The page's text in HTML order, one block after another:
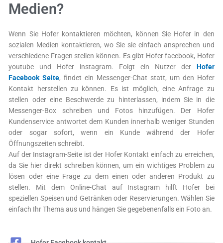
Medien?
Wenn Sie Hofer kontaktieren möchten, können Sie Hofer in den
sozialen Medien kontaktieren, wo Sie sie einfach ansprechen und
verschiedene Fragen stellen können. Es gibt Hofer facebook, Hofer
youtube und Hofer instagram. Folgt ein Nutzer der Hofer
Facebook Seite, findet ein Messenger-Chat statt, um den Hofer
Kontakt herstellen zu können. Es ist möglich, eine Anfrage zu
stellen oder eine Beschwerde zu hinterlassen, indem Sie in die
Messenger-Box schreiben und Fotos hinzufügen. Der Hofer
Kundenservice antwortet dem Kunden innerhalb weniger Stunden
oder sogar sofort, wenn ein Kunde während der Hofer
Öffnungszeiten schreibt.
Auf der Instagram-Seite ist der Hofer Kontakt einfach zu erreichen,
da Sie hier direkt schreiben können, um ein wichtiges Problem zu
lösen oder eine Frage zu dem einen oder anderen Produkt zu
stellen. Mit dem Online-Chat auf Instagram hilft Hofer bei
speziellen Speisen und Getränken oder Reservierungen. Wählen Sie
einfach Ihr Thema aus und hängen Sie gegebenenfalls ein Foto an.